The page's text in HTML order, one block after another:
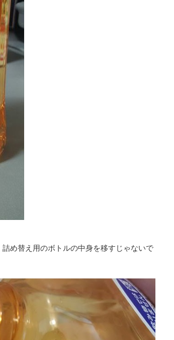
め替え用のボトルの中身を移すじゃないで